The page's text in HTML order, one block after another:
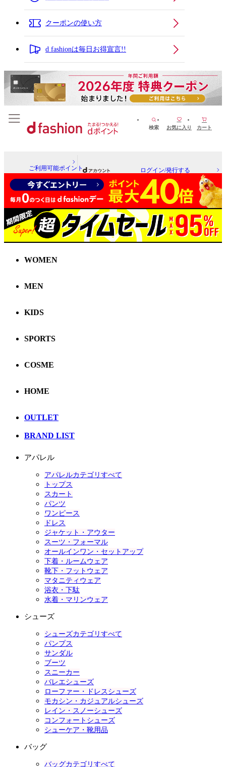
クーポンの使い方
d fashionは毎日お得宣言!!
検索 お気に入り カート
ご利用可能ポイント ログイン/発行する
WOMEN
MEN
KIDS
SPORTS
COSME
HOME
OUTLET
BRAND LIST
アパレル
アパレルカテゴリすべて
トップス
スカート
パンツ
ワンピース
ドレス
ジャケット・アウター
スーツ・フォーマル
オールインワン・セットアップ
下着・ルームウェア
靴下・フットウェア
マタニティウェア
浴衣・下駄
水着・マリンウェア
シューズ
シューズカテゴリすべて
パンプス
サンダル
ブーツ
スニーカー
バレエシューズ
ローファー・ドレスシューズ
モカシン・カジュアルシューズ
レイン・スノーシューズ
コンフォートシューズ
シューケア・靴用品
バッグ
バッグカテゴリすべて